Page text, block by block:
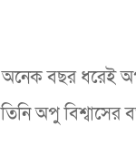
বছর ধরেই
অপু বিশ্বাসের